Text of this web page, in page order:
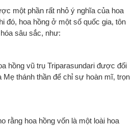
một phần rất nhỏ ý nghĩa của hoa
đó, hoa hồng ở một số quốc gia, tôn
sâu sắc, như:
hồng vũ trụ Triparasundari được đối
thánh thần để chỉ sự hoàn mĩ, trọn
rằng hoa hồng vốn là một loài hoa